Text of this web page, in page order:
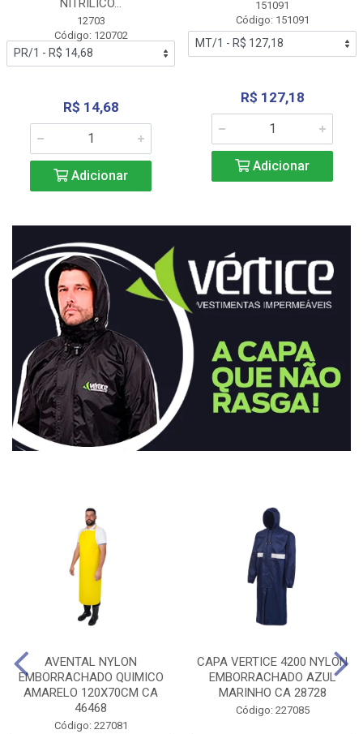
NITRÍLICO...
12703
Código: 120702
R$ 14,68
Adicionar
151091
Código: 151091
R$ 127,18
Adicionar
AVENTAL NYLON
EMBORRACHADO QUIMICO
AMARELO 120X70CM CA
46468
Código: 227081
CAPA VERTICE 4200 NYLON
EMBORRACHADO AZUL
MARINHO CA 28728
Código: 227085